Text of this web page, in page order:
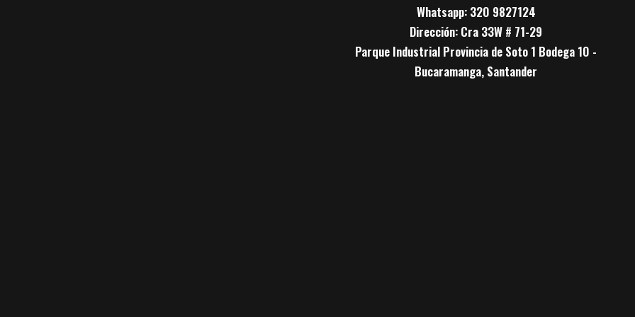
Whatsapp: 320 9827124
Dirección: Cra 33W # 71-29
Parque Industrial Provincia de Soto 1 Bodega 10 -
Bucaramanga, Santander